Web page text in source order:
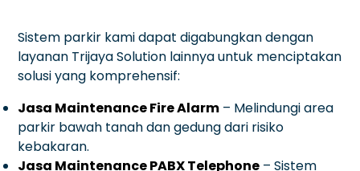
Sistem parkir kami dapat digabungkan dengan
layanan Trijaya Solution lainnya untuk menciptakan
solusi yang komprehensif:
Jasa Maintenance Fire Alarm – Melindungi area
parkir bawah tanah dan gedung dari risiko
kebakaran.
Jasa Maintenance PABX Telephone – Sistem